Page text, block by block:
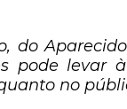
do
pode levar
no